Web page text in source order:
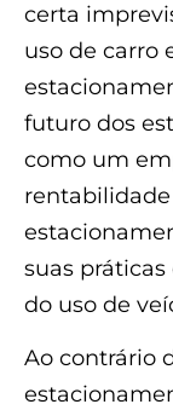
certa
uso de carro
futuro dos
como um
suas
do uso de
Ao contrário